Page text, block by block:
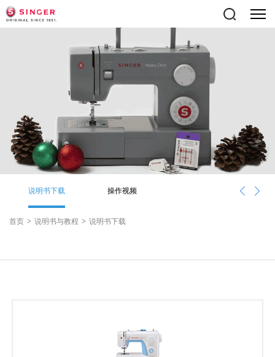
说明书下载 操作视频
首页 > 说明书与教程 > 说明书下载